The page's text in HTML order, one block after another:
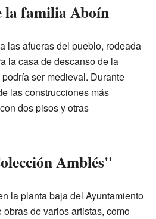
la familia Aboín
las afueras del pueblo, rodeada
la casa de descanso de la
ser medieval. Durante
las construcciones más
dos pisos y otras
Amblés"
la planta baja del Ayuntamiento
de varios artistas, como